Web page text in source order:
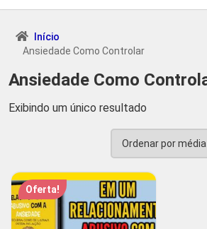
produtos
...
Início
Ansiedade Como Controlar
Ansiedade Como
Exibindo um único resultado
Oferta!